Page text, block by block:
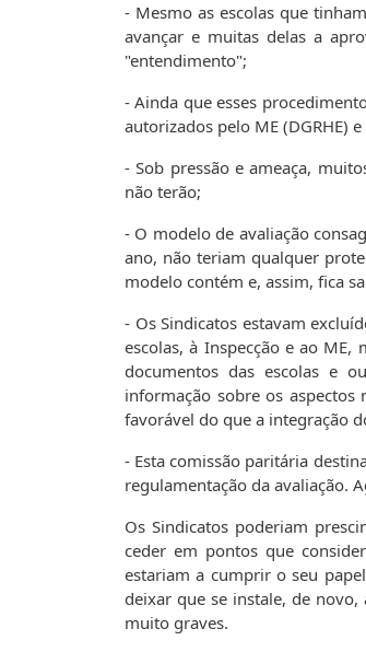
- Mesmo as escolas que
avançar e muitas delas a
"entendimento";
- Ainda que esses
autorizados pelo ME (DGRHE)
- Sob pressão e ameaça,
não terão;
- O modelo de avaliação
ano, não teriam qualquer
modelo contém e, assim, fica
- Os Sindicatos estavam
escolas, à Inspecção e ao
documentos das escolas e
informação sobre os
favorável do que a integração
- Esta comissão paritária
regulamentação da avaliação.
Os Sindicatos poderiam
ceder em pontos que
estariam a cumprir o seu
deixar que se instale, de
muito graves.